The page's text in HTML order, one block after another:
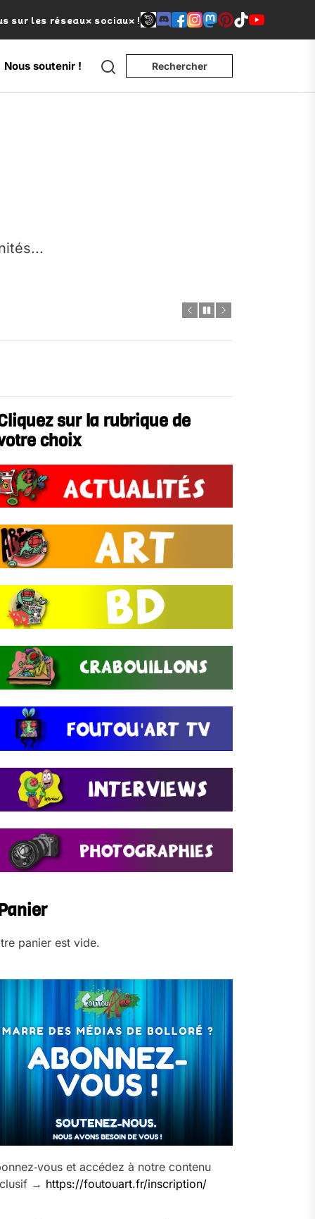
sur les réseaux sociaux !
Nous soutenir ! Search Rechercher
sur la rubrique de
choix
panier est vide.
et accédez à notre contenu
→ https://foutouart.fr/inscription/